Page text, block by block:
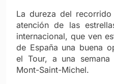
La dureza del
atención de las
internacional, que ven
de España una buena
el Tour, a una
Mont-Saint-Michel.